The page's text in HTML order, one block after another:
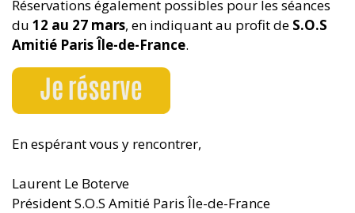
Réservations également possibles pour les séances
du 12 au 27 mars, en indiquant au profit de S.O.S
Amitié Paris Île-de-France.
En espérant vous y rencontrer,
Laurent Le Boterve
Président S.O.S Amitié Paris Île-de-France